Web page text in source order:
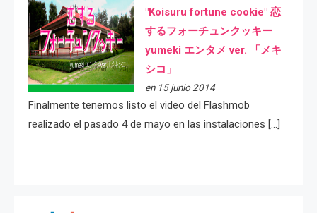
"Koisuru fortune cookie" 恋
するフォーチュンクッキー
yumeki エンタメ ver. 「メキ
シコ」
en 15 junio 2014
Finalmente tenemos listo el video del Flashmob
realizado el pasado 4 de mayo en las instalaciones […]